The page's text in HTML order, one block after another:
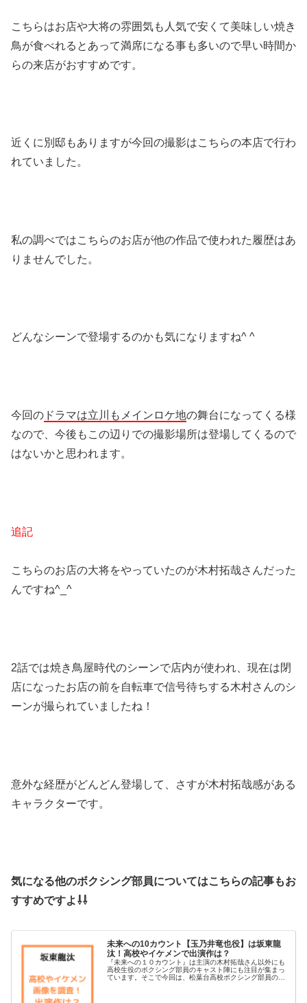
こちらはお店や大将の雰囲気も人気で安くて美味しい焼き
鳥が食べれるとあって満席になる事も多いので早い時間か
らの来店がおすすめです。
近くに別邸もありますが今回の撮影はこちらの本店で行わ
れていました。
私の調べではこちらのお店が他の作品で使われた履歴はあ
りませんでした。
どんなシーンで登場するのかも気になりますね^ ^
今回の ドラマは立川もメインロケ地の舞台になってくる様
なので、今後もこの辺りでの撮影場所は登場してくるので
はないかと思われます。
追記
こちらのお店の大将をやっていたのが木村拓哉さんだった
んですね^_^
2話では焼き鳥屋時代のシーンで店内が使われ、現在は閉
店になったお店の前を自転車で信号待ちする木村さんのシ
ーンが撮られていましたね！
意外な経歴がどんどん登場して、さすが木村拓哉感がある
キャラクターです。
気になる他のボクシング部員についてはこちらの記事もお
すすめですよ⇩⇩
未来への10カウント【玉乃井竜也役】は坂東龍
汰！高校やイケメンで出演作は？
『未来への１０カウント』は主演の木村拓哉さん以外にも
高校生役のボクシング部員のキャスト陣にも注目が集まっ
ています。そこで今回は、松葉台高校ボクシング部員の２